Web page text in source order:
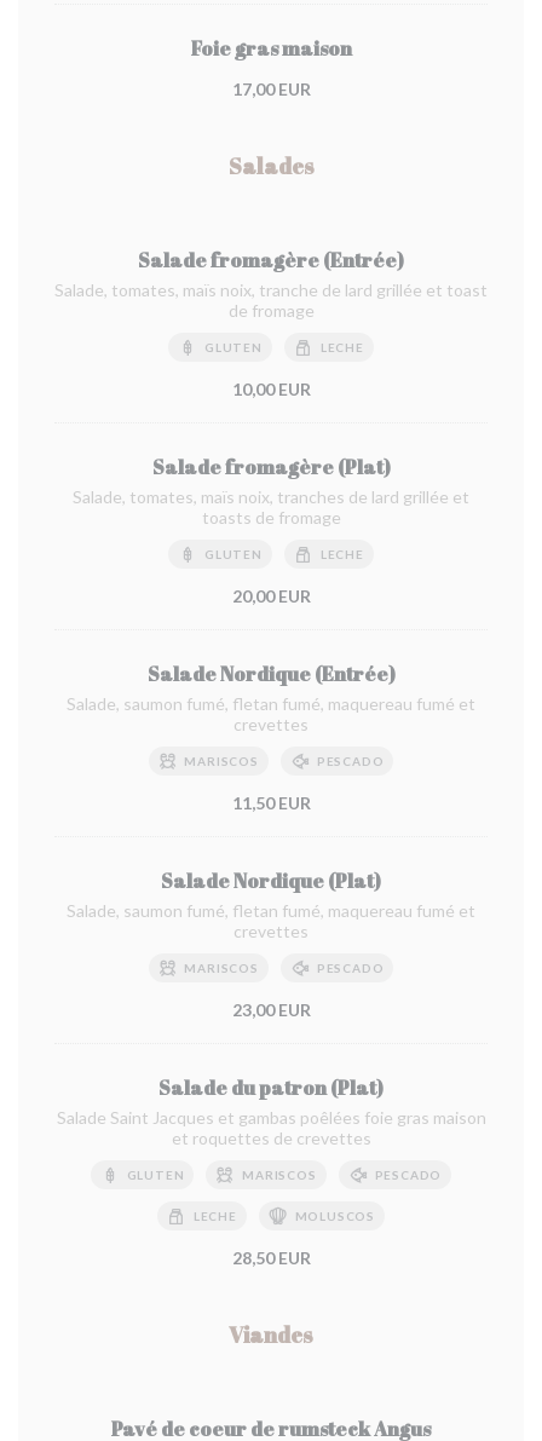
Foie gras maison
17,00 EUR
Salades
Salade fromagère (Entrée)
Salade, tomates, maïs noix, tranche de lard grillée et toast
de fromage
GLUTEN LECHE
10,00 EUR
Salade fromagère (Plat)
Salade, tomates, maïs noix, tranches de lard grillée et
toasts de fromage
GLUTEN LECHE
20,00 EUR
Salade Nordique (Entrée)
Salade, saumon fumé, fletan fumé, maquereau fumé et
crevettes
MARISCOS PESCADO
11,50 EUR
Salade Nordique (Plat)
Salade, saumon fumé, fletan fumé, maquereau fumé et
crevettes
MARISCOS PESCADO
23,00 EUR
Salade du patron (Plat)
Salade Saint Jacques et gambas poêlées foie gras maison
et roquettes de crevettes
GLUTEN MARISCOS PESCADO
LECHE MOLUSCOS
28,50 EUR
Viandes
Pavé de coeur de rumsteck Angus